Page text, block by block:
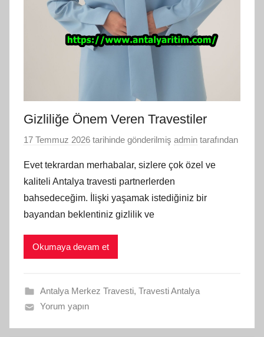
Gizliliğe Önem Veren Travestiler
17 Temmuz 2026 tarihinde gönderilmiş admin tarafından
Evet tekrardan merhabalar, sizlere çok özel ve
kaliteli Antalya travesti partnerlerden
bahsedeceğim. İlişki yaşamak istediğiniz bir
bayandan beklentiniz gizlilik ve
Okumaya devam et
Antalya Merkez Travesti, Travesti Antalya
Yorum yapın